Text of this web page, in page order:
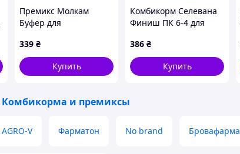
Премикс Молкам
Буфер для
ацидоза у коров и коз,
MK-BF/3, 3 кг (*)
339 ₴
Купить
Комбикорм Селевана
Финиш ПК 6-4 для
30 дней, 10 кг (*)
386 ₴
Купить
Комбикорма и премиксы
AGRO-V Фарматон No brand Бровафарма